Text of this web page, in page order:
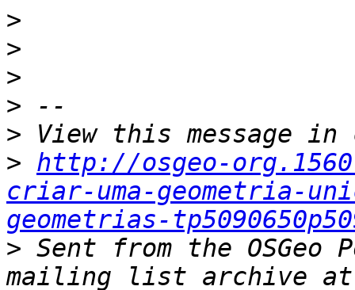
>
>
>
>
>
> http://osgeo-
criar-uma-geometria-
geometrias-
> Sent from the OSGeo